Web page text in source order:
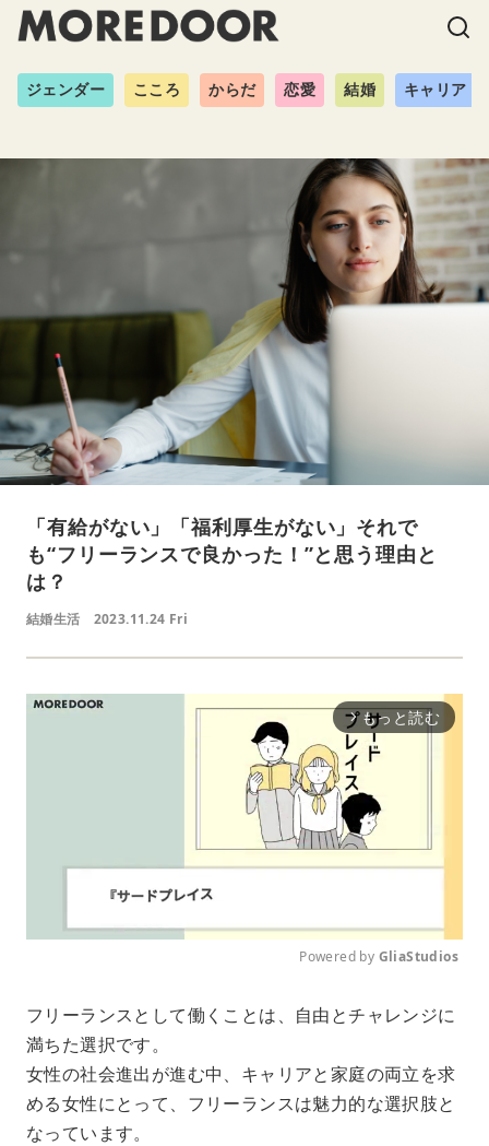
ジェンダー こころ からだ 恋愛 結婚 キャリア
「有給がない」「福利厚生がない」それで
も“フリーランスで良かった！”と思う理由と
は？
結婚生活 2023.11.24 Fri
arrow_forward_ios もっと読む
u
e
Powered by GliaStudios
フリーランスとして働くことは、自由とチャレンジに
満ちた選択です。
女性の社会進出が進む中、キャリアと家庭の両立を求
める女性にとって、フリーランスは魅力的な選択肢と
なっています。